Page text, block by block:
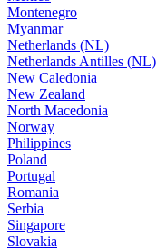
Montenegro
Myanmar
Netherlands (NL)
Netherlands Antilles (NL)
New Caledonia
New Zealand
North Macedonia
Norway
Philippines
Poland
Portugal
Romania
Serbia
Singapore
Slovakia